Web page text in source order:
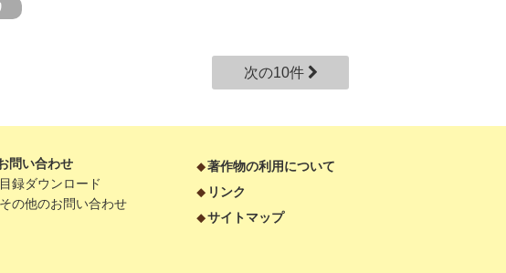
次の10件
問い合わせ
目録ダウンロード
その他のお問い合わせ
著作物の利用について
リンク
サイトマップ